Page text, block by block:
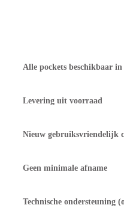
Alle pockets beschikbaar
Levering uit voorraad
Nieuw gebruiksvriendelijk
Geen minimale afname
Technische ondersteuning